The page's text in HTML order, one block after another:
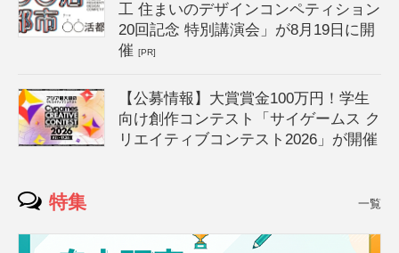
工 住まいのデザインコンペティション
20回記念 特別講演会」が8月19日に開
催[PR]
【公募情報】大賞賞金100万円！学生
向け創作コンテスト「サイゲームス ク
リエイティブコンテスト2026」が開催
特集 一覧